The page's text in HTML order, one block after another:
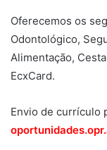
Oferecemos os
Odontológico,
Alimentação,
EcxCard.
Envio de currículo